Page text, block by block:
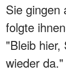
Sie gingen
folgte
"Bleib hier,
wieder da."